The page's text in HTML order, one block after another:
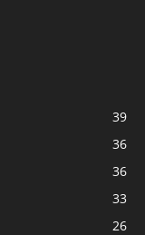
39
36
36
33
26